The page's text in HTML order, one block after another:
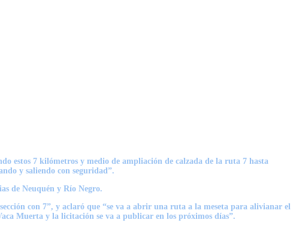
estos 7 kilómetros y medio de ampliación de calzada de la ruta 7 hasta
y saliendo con seguridad”.
de Neuquén y Río Negro.
con 7”, y aclaró que “se va a abrir una ruta a la meseta para alivianar el
Muerta y la licitación se va a publicar en los próximos días”.